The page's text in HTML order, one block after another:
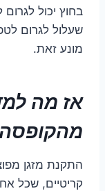
בחוץ יכול
שעלול לגרום
מונע זאת.
אז מה
התקנת מזגן
קריטיים, שכל